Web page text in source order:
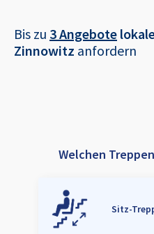
Bis zu 3 Angebote
Zinnowitz anfordern
Welchen
Sitz-